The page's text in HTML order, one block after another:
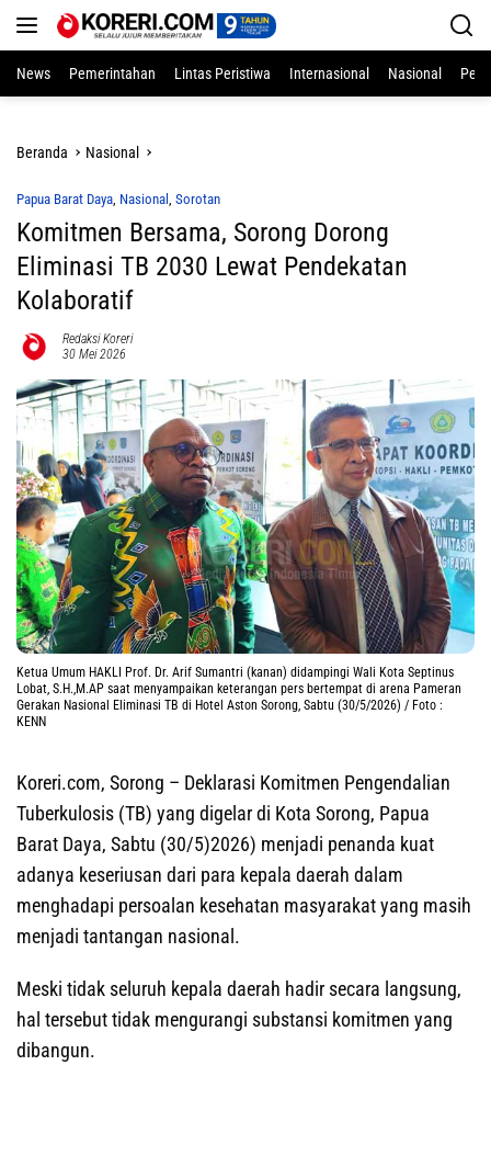
News
Pemerintahan Lintas Peristiwa Internasional Nasional
Beranda Nasional
Papua Barat Daya, Nasional , Sorotan
Komitmen Bersama, Sorong Dorong
Eliminasi TB 2030 Lewat Pendekatan
Kolaboratif
Redaksi Koreri
30 Mei 2026
Ketua Umum HAKLI Prof. Dr. Arif Sumantri (kanan) didampingi Wali Kota Septinus
Lobat, S.H.,M.AP saat menyampaikan keterangan pers bertempat di arena Pameran
Gerakan Nasional Eliminasi TB di Hotel Aston Sorong, Sabtu (30/5/2026) / Foto :
KENN
Koreri.com, Sorong – Deklarasi Komitmen Pengendalian
Tuberkulosis (TB) yang digelar di Kota Sorong, Papua
Barat Daya, Sabtu (30/5)2026) menjadi penanda kuat
adanya keseriusan dari para kepala daerah dalam
menghadapi persoalan kesehatan masyarakat yang masih
menjadi tantangan nasional.
Meski tidak seluruh kepala daerah hadir secara langsung,
hal tersebut tidak mengurangi substansi komitmen yang
dibangun.